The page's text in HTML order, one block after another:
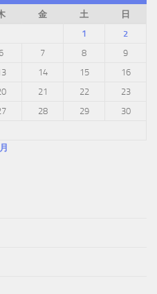
金 土
日
1
2
7 8
9
14 15
16
21 22
23
28 29
30